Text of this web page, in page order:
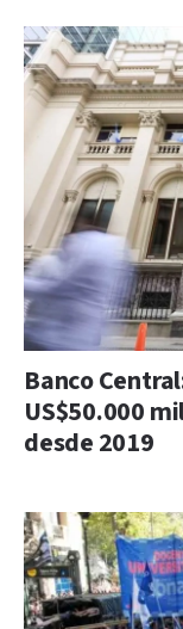
Banco
US$50.000
desde 2019